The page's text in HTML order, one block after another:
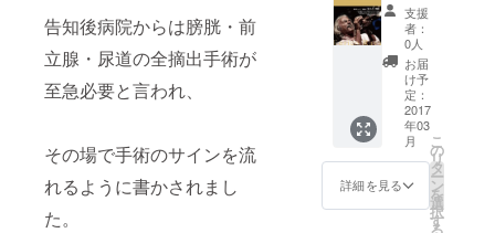
告知後病院からは膀胱・前
立腺・尿道の全摘出手術が
至急必要と言われ、
その場で手術のサインを流
れるように書かされまし
た。
体調次
第では
中止す
る場合
がござ
いま
す。 ※
その場
合はご
返金い
たしま
に合わ
せま
す。 ※
２０１
７年３
月以降
で調整
いたし
ます。
※近畿二
府四県
以外
は、交
後日調
整いた
しま
す。 ※
仲井の
体調次
第では
スタッ
フが対
応する
場合が
ござい
ます。
B.S.TIM
ES（２
０１７
年５月
号）に
掲載し
ます。
・A４、
１ペー
ジに掲
載しま
す。 ※
近畿二
支援
者：
0人
お届
け予
定：
2017
年03
月
詳細を見る
こ
の
リ
タ
ー
ン
を
選
択
す